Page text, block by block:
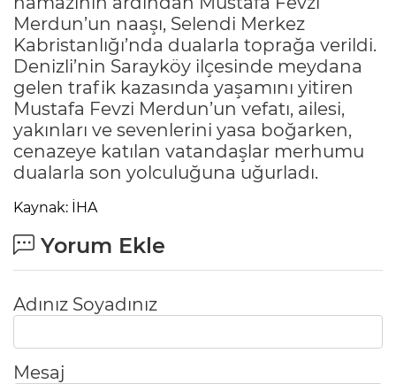
Merdun’un naaşı, Selendi Merkez
Kabristanlığı’nda dualarla toprağa verildi.
Denizli’nin Sarayköy ilçesinde meydana
gelen trafik kazasında yaşamını yitiren
Mustafa Fevzi Merdun’un vefatı, ailesi,
yakınları ve sevenlerini yasa boğarken,
cenazeye katılan vatandaşlar merhumu
dualarla son yolculuğuna uğurladı.
Kaynak: İHA
Yorum Ekle
Adınız Soyadınız
Mesaj